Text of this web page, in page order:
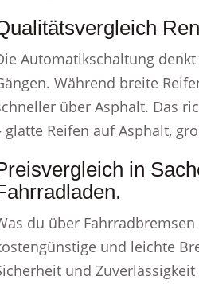
Automatikschaltung
Während breite
über Asphalt. Das
glatte Reifen auf Asphalt,
in
du über
und leichte
und